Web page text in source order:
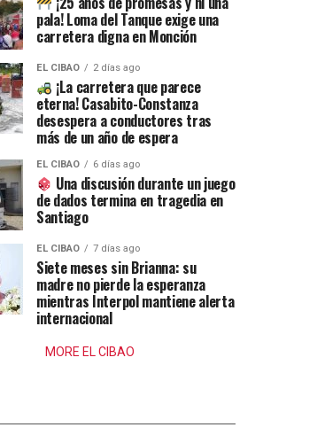
pala! Loma del Tanque exige una
carretera digna en Monción
EL CIBAO 2 días ago
¡La carretera que parece
eterna! Casabito-Constanza
desespera a conductores tras
más de un año de espera
EL CIBAO 6 días ago
Una discusión durante un juego
de dados termina en tragedia en
Santiago
EL CIBAO 7 días ago
Siete meses sin Brianna: su
madre no pierde la esperanza
mientras Interpol mantiene alerta
internacional
MORE EL CIBAO